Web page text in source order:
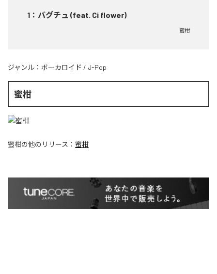
1 ： バグチュ (feat. Ci flower)
蜜柑
ジャンル： ボーカロイド / J-Pop
蜜柑
蜜柑の他のリリース： 蜜柑